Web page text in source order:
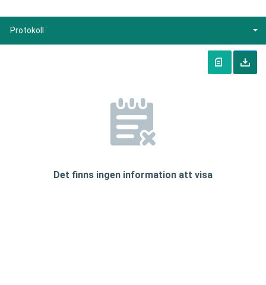
Protokoll
Det finns ingen information att visa